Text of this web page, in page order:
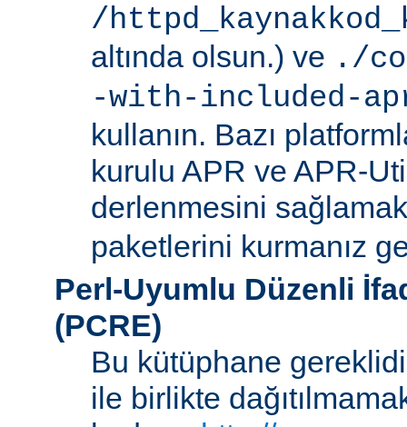
/
altında olsun.) ve ./
-with-included-
kullanın. Bazı
kurulu APR ve APR-
derlenmesini
paketlerini kurmanız
Perl-Uyumlu Düzenli
(PCRE)
Bu kütüphane
ile birlikte